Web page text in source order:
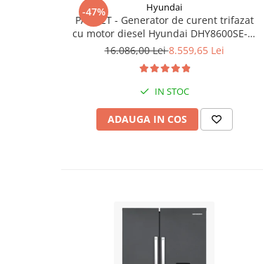
-47% Hyundai
PACHET - Generator de curent trifazat
cu motor diesel Hyundai DHY8600SE-T,
putere motor 12 CP, Putere maxima 7.9
Automatizare trifazata ATS12-3P
16.086,00 Lei8.559,65 Lei
IN STOC
ADAUGA IN COS